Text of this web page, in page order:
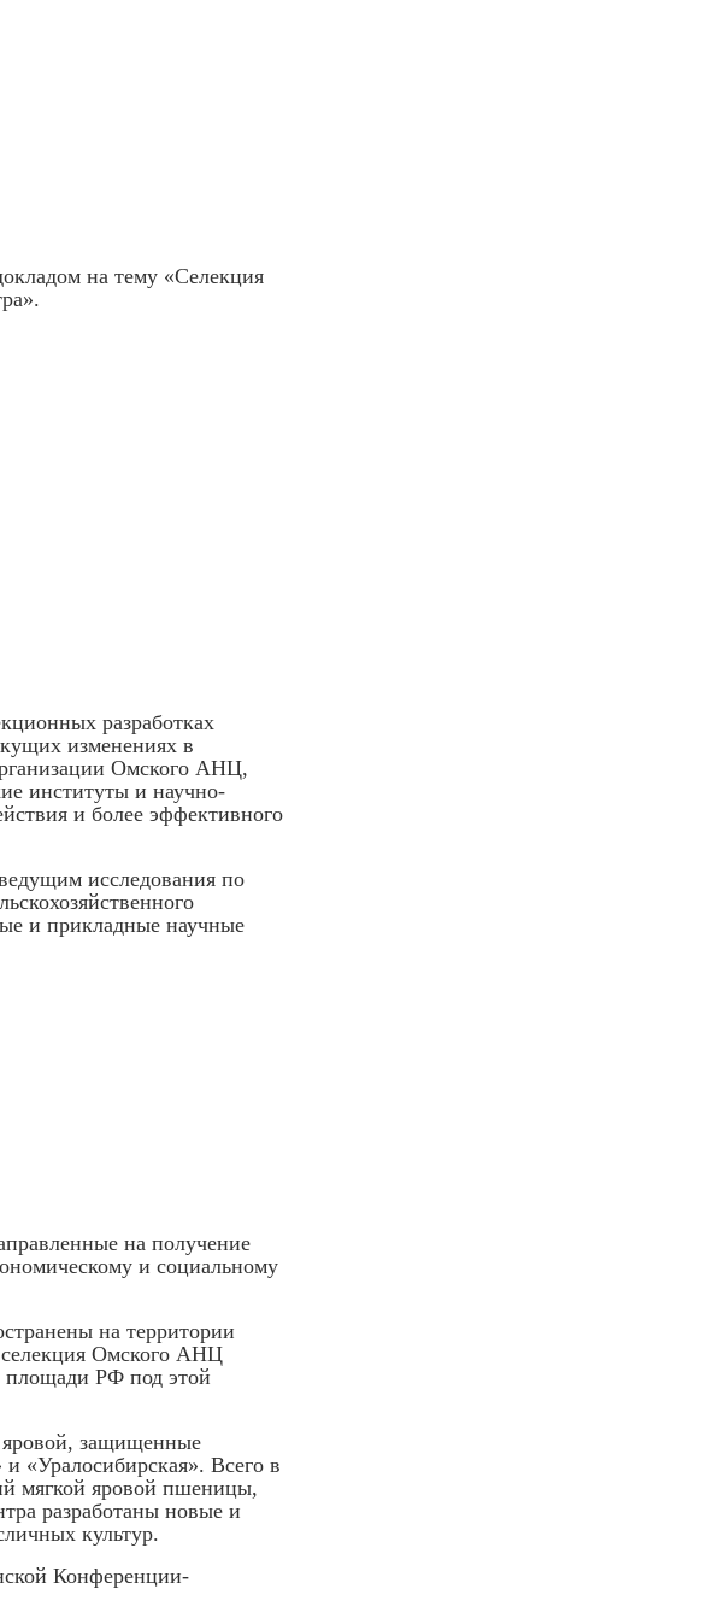
на тему «Селекция
разработках
изменениях в
Омского АНЦ,
институты и научно-
и более эффективного
исследования по
и прикладные научные
на получение
и социальному
на территории
селекция Омского АНЦ
площади РФ под этой
защищенные
«Уралосибирская». Всего в
мягкой яровой пшеницы,
разработаны новые и
культур.
Конференции-